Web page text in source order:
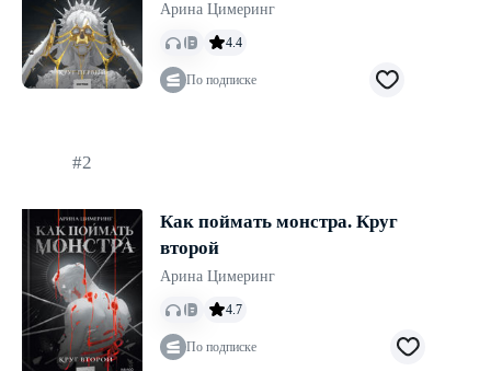
Арина Цимеринг
4.4
По подписке
#2
Как поймать монстра. Круг
второй
Арина Цимеринг
4.7
По подписке